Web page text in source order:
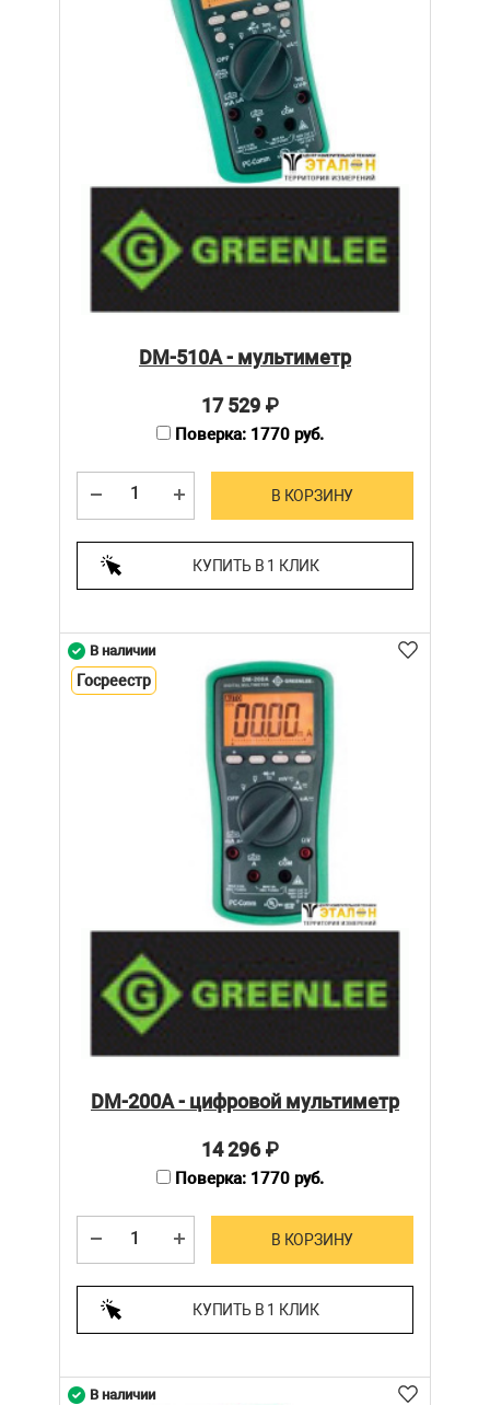
DM-510A - мультиметр
17 529₽
Поверка: 1770 руб.
В КОРЗИНУ
КУПИТЬ В 1 КЛИК
DM-200A - цифровой мультиметр
14 296₽
Поверка: 1770 руб.
В КОРЗИНУ
КУПИТЬ В 1 КЛИК
В наличии
Госреестр
В наличии